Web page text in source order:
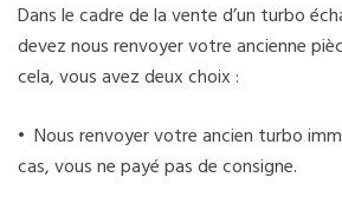
Dans le cadre de la vente d’un turbo
devez nous renvoyer votre ancienne
cela, vous avez deux choix :
• Nous renvoyer votre ancien turbo
cas, vous ne payé pas de consigne.